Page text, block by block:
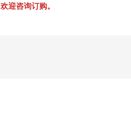
迎咨询订购。